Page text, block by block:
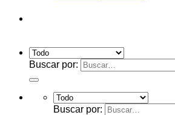
Buscar por:
Buscar por: